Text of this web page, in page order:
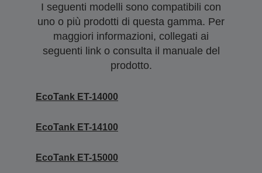
I seguenti modelli sono compatibili con
uno o più prodotti di questa gamma. Per
maggiori informazioni, collegati ai
seguenti link o consulta il manuale del
prodotto.
EcoTank ET-14000
EcoTank ET-14100
EcoTank ET-15000